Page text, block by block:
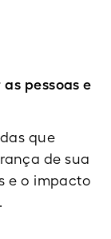
pessoas e
que
de sua
e o impacto